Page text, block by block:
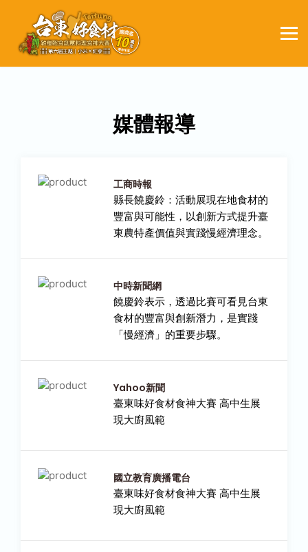
媒體報導
工商時報
縣長饒慶鈴：活動展現在地食材的
豐富與可能性，以創新方式提升臺
東農特產價值與實踐慢經濟理念。
中時新聞網
饒慶鈴表示，透過比賽可看見台東
食材的豐富與創新潛力，是實踐
「慢經濟」的重要步驟。
Yahoo新聞
臺東味好食材食神大賽 高中生展
現大廚風範
國立教育廣播電台
臺東味好食材食神大賽 高中生展
現大廚風範